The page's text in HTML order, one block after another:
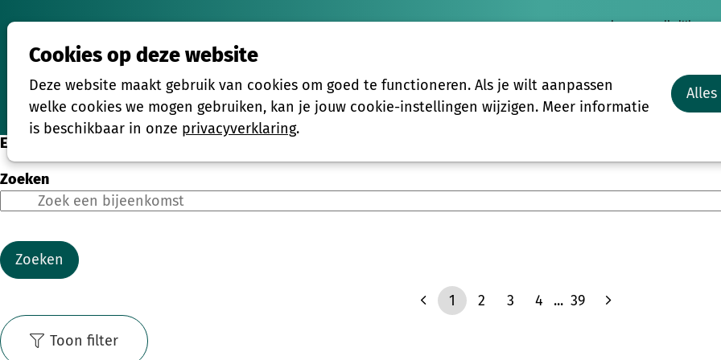
Cookies op deze website
Deze website maakt gebruik van cookies om goed te functioneren. Als je wilt aanpassen
welke cookies we mogen gebruiken, kan je jouw cookie-instellingen wijzigen. Meer informatie
is beschikbaar in onze privacyverklaring.
Home
Activiteiten Vrijwilligers Groepen Meer Start-to-
Nieuws
Eenmalige activiteiten
Zoeken
Zoeken
1 2 3 4 ... 39
Toon filter